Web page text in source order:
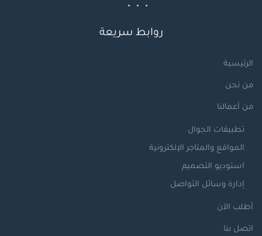
روابط سريعة
الرئيسية
من نحن
من أعمالنا
تطبيقات الجوال
المواقع والمتاجر الإلكترونية
استوديو التصميم
إدارة وسائل التواصل
أطلب الآن
اتصل بنا